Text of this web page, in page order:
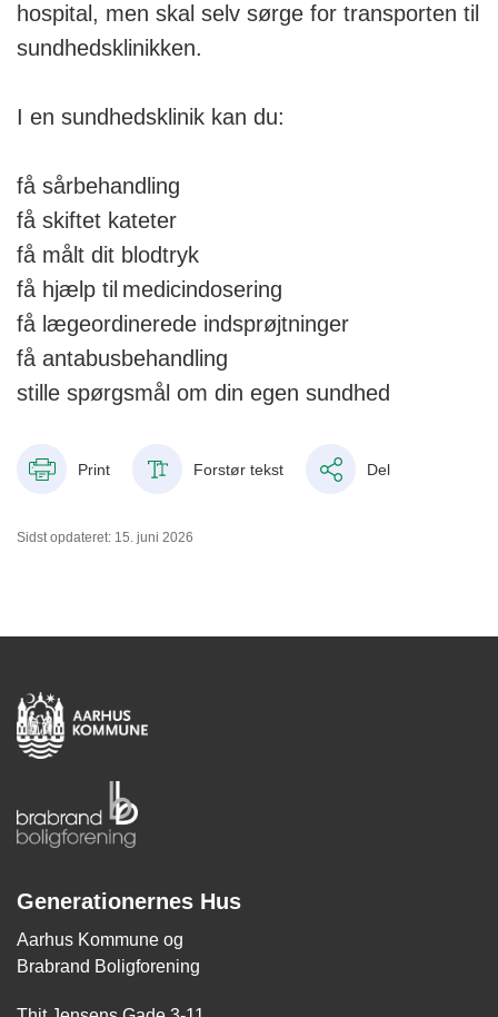
hospital, men skal selv sørge for transporten til
sundhedsklinikken.
I en sundhedsklinik kan du:
få sårbehandling
få skiftet kateter
få målt dit blodtryk
få hjælp til medicindosering
få lægeordinerede indsprøjtninger
få antabusbehandling
stille spørgsmål om din egen sundhed
Print Forstør tekst Del
Sidst opdateret: 15. juni 2026
Generationernes Hus
Aarhus Kommune og
Brabrand Boligforening